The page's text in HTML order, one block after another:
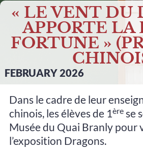
« LE VENT DU
APPORTE LA
FORTUNE »
FEBRUARY 2026
Dans le cadre de leur
chinois, les élèves de 1èrese
Musée du Quai Branly pour
l’exposition Dragons.